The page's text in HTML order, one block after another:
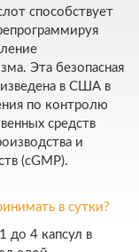
способствует
Эта безопасная
в США в
по контролю
средств
и
(cGMP).
в сутки?
до 4 капсул в